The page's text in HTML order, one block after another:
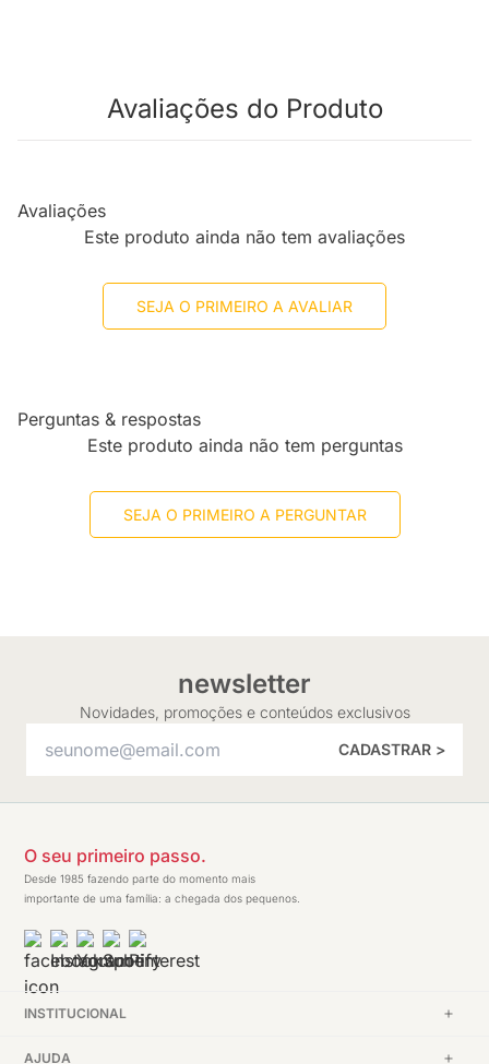
Avaliações do Produto
Avaliações
Este produto ainda não tem avaliações
SEJA O PRIMEIRO A AVALIAR
Perguntas & respostas
Este produto ainda não tem perguntas
SEJA O PRIMEIRO A PERGUNTAR
newsletter
Novidades, promoções e conteúdos exclusivos
CADASTRAR >
O seu primeiro passo.
Desde 1985 fazendo parte do momento mais
importante de uma família: a chegada dos pequenos.
INSTITUCIONAL
AJUDA